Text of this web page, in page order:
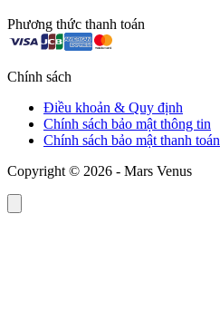
Phương thức thanh toán
Chính sách
Điều khoản & Quy định
Chính sách bảo mật thông tin
Chính sách bảo mật thanh toán
Copyright © 2026 - Mars Venus